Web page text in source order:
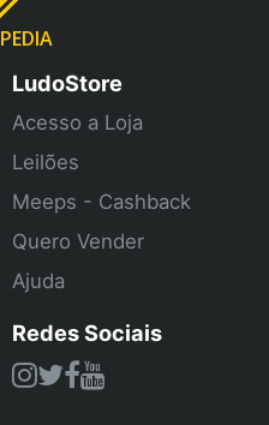
PEDIA
LudoStore
Acesso a Loja
Leilões
Meeps - Cashback
Quero Vender
Ajuda
Redes Sociais